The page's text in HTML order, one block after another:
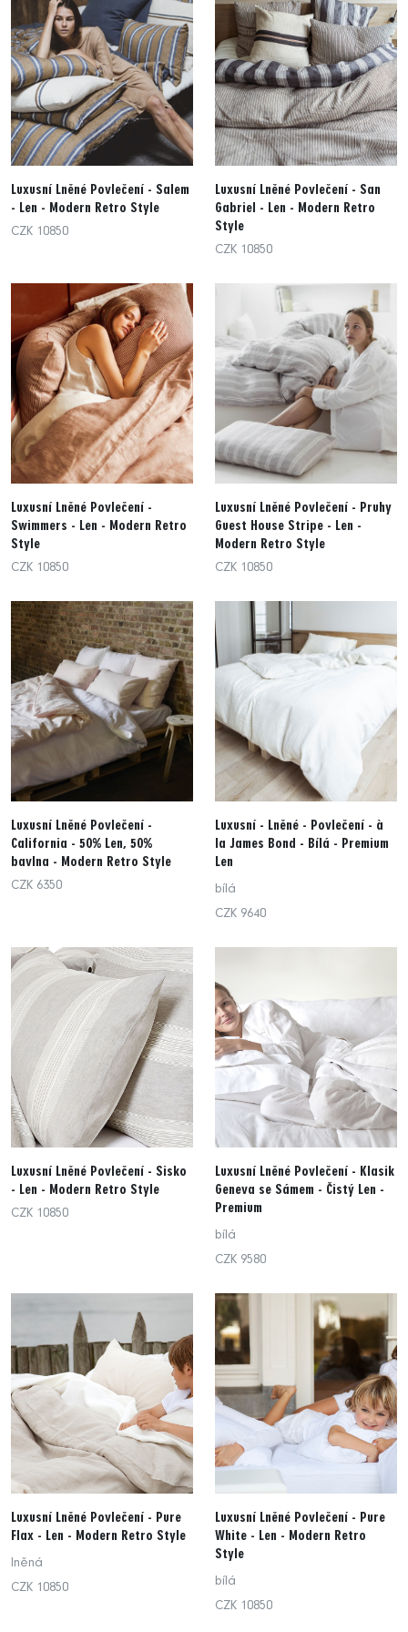
Luxusní Lněné Povlečení - Salem
- Len - Modern Retro Style
CZK 10850
Luxusní Lněné Povlečení - San
Gabriel - Len - Modern Retro
Style
CZK 10850
Luxusní Lněné Povlečení -
Swimmers - Len - Modern Retro
Style
CZK 10850
Luxusní Lněné Povlečení - Pruhy
Guest House Stripe - Len -
Modern Retro Style
CZK 10850
Luxusní Lněné Povlečení -
California - 50% Len, 50%
bavlna - Modern Retro Style
CZK 6350
Luxusní - Lněné - Povlečení - à
la James Bond - Bílá - Premium
Len
bílá
CZK 9640
Luxusní Lněné Povlečení - Sisko
- Len - Modern Retro Style
CZK 10850
Luxusní Lněné Povlečení - Klasik
Geneva se Sámem - Čistý Len -
Premium
bílá
CZK 9580
Luxusní Lněné Povlečení - Pure
Flax - Len - Modern Retro Style
lněná
CZK 10850
Luxusní Lněné Povlečení - Pure
White - Len - Modern Retro
Style
bílá
CZK 10850